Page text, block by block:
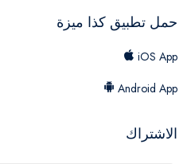
حمل تطبيق كذا ميزة
iOS App
Android App
الاشتراك